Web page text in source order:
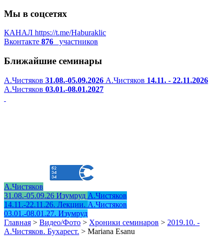
Мы в соцсетях
КАНАЛ https://t.me/Haburaklic
Вконтакте 876 участников
Ближайшие семинары
А.Чистяков 31.08.-05.09.2026 А.Чистяков 14.11. - 22.11.2026
А.Чистяков 03.01.-08.01.2027
А.Чистяков
31.08.-05.09.26 Изумруд А.Чистяков
14.11.-22.11.26. Лекции. А.Чистяков
03.01.-08.01.27. Изумруд
Главная > Видео/Фото > Хроники семинаров > 2019.10. -
А.Чистяков. Бухарест. > Mariana Esanu